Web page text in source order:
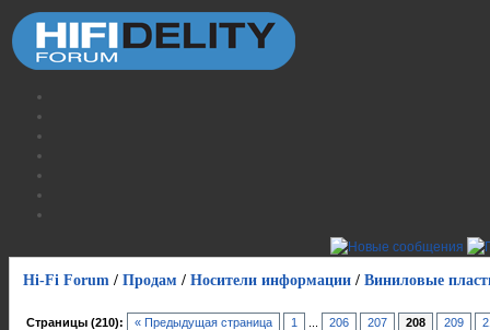
Hi-Fi Forum / Продам / Носители информации / Виниловые
Страницы (210): « Предыдущая страница 1 206 207 208 209